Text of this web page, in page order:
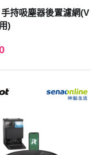
持吸塵器後置濾網(V
)